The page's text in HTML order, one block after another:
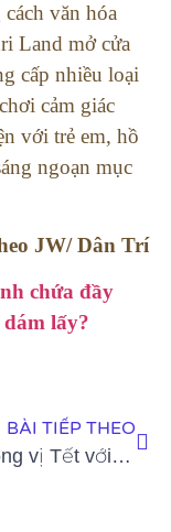
văn hóa
Land mở cửa
cấp nhiều loại
cảm giác
với trẻ em, hồ
ngoạn mục
JW/ Dân Trí
chứa đầy
lấy?
BÀI TIẾP THEO
Tìm hương vị Tết với món bánh chưng rán giòn, nóng hổi